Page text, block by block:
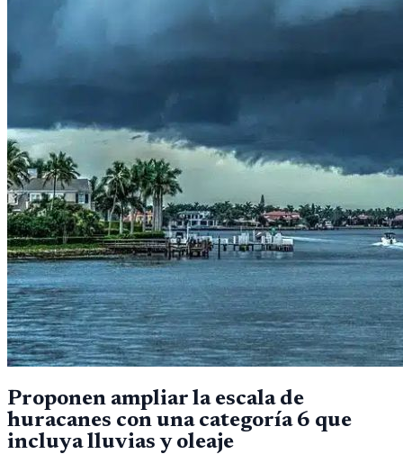
Proponen ampliar la escala de
huracanes con una categoría 6 que
incluya lluvias y oleaje